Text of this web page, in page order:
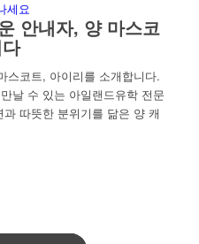
안내자, 양 마스코
스코트, 아이리를 소개합니다.
날 수 있는 아일랜드유학 전문
따뜻한 분위기를 닮은 양 캐